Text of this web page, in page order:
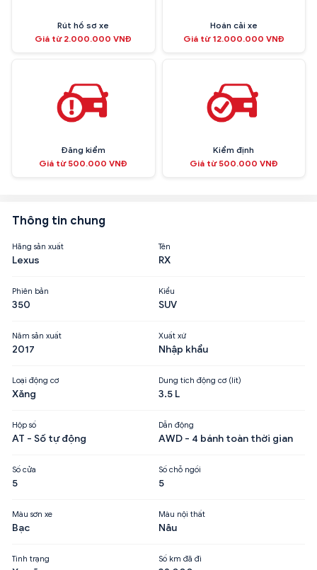
Rút hồ sơ xe
Giá từ 2.000.000 VNĐ
Hoán cải xe
Giá từ 12.000.000 VNĐ
Đăng kiểm
Giá từ 500.000 VNĐ
Kiểm định
Giá từ 500.000 VNĐ
Thông tin chung
Hãng sản xuất
Lexus
Tên
RX
Phiên bản
350
Kiểu
SUV
Năm sản xuất
2017
Xuất xứ
Nhập khẩu
Loại động cơ
Xăng
Dung tích động cơ (lít)
3.5 L
Hộp số
AT - Số tự động
Dẫn động
AWD - 4 bánh toàn thời gian
Số cửa
5
Số chỗ ngồi
5
Màu sơn xe
Bạc
Màu nội thất
Nâu
Tình trạng Số km đã đi